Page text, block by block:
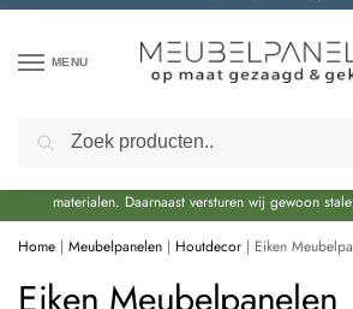
MENU
Door de bouwvakperiode geldt momenteel een extra
materialen. Daarnaast versturen wij gewoon
Home | Meubelpanelen | Houtdecor | Eiken